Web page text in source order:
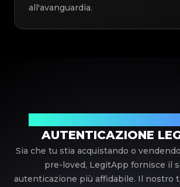
all'avanguardia.
AUTENTICAZIONE
Sia che tu stia acquistando o
pre-loved, LegitApp fornisce il
autenticazione più affidabile. Il nostro